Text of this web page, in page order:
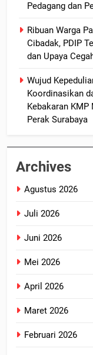
Pedagang dan
Ribuan Warga
Cibadak, PDIP
dan Upaya
Wujud
Koordinasikan
Kebakaran
Perak Surabaya
Archives
Agustus 2026
Juli 2026
Juni 2026
Mei 2026
April 2026
Maret 2026
Februari 2026